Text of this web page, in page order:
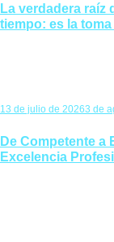
La verdadera raíz
tiempo: es la
13 de julio de 20263 de
De Competente a
Excelencia